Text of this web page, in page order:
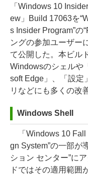
「Windows 10
ew」Build 17063を
s Insider Program”の
ングの参加ユーザー
て公開した。本ビル
Windowsのシェルや
soft Edge」、「設定
リなどにも多くの改
Windows Shell
「Windows 10 Fall
gn System”の一部が
ション センター”に
ドではその適用範囲